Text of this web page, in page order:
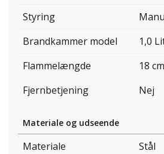
Styring
Brandkammer model
1,0
Flammelængde
18 cm
Fjernbetjening
Nej
Materiale og udseende
Materiale
Stål